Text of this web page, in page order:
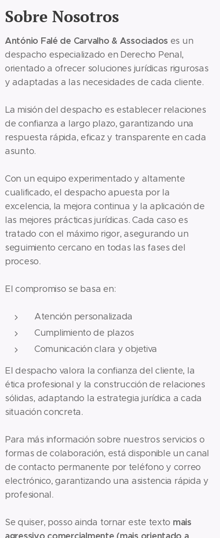
Sobre Nosotros
António Falé de Carvalho & Associados es un
despacho especializado en Derecho Penal,
orientado a ofrecer soluciones jurídicas rigurosas
y adaptadas a las necesidades de cada cliente.
La misión del despacho es establecer relaciones
de confianza a largo plazo, garantizando una
respuesta rápida, eficaz y transparente en cada
asunto.
Con un equipo experimentado y altamente
cualificado, el despacho apuesta por la
excelencia, la mejora continua y la aplicación de
las mejores prácticas jurídicas. Cada caso es
tratado con el máximo rigor, asegurando un
seguimiento cercano en todas las fases del
proceso.
El compromiso se basa en:
Atención personalizada
Cumplimiento de plazos
Comunicación clara y objetiva
El despacho valora la confianza del cliente, la
ética profesional y la construcción de relaciones
sólidas, adaptando la estrategia jurídica a cada
situación concreta.
Para más información sobre nuestros servicios o
formas de colaboración, está disponible un canal
de contacto permanente por teléfono y correo
electrónico, garantizando una asistencia rápida y
profesional.
Se quiser, posso ainda tornar este texto mais